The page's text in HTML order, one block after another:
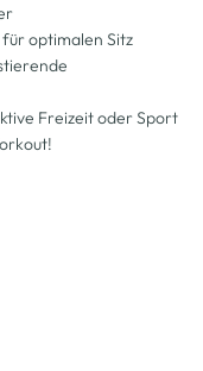
für optimalen Sitz
Freizeit oder Sport